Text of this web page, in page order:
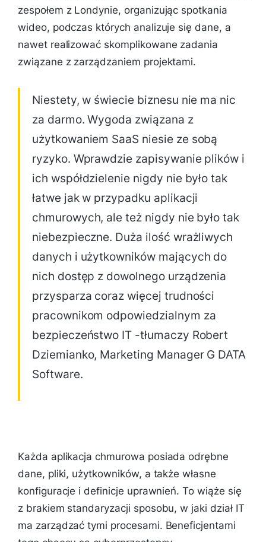
zespołem z Londynie, organizując spotkania
wideo, podczas których analizuje się dane, a
nawet realizować skomplikowane zadania
związane z zarządzaniem projektami.
Niestety, w świecie biznesu nie ma nic
za darmo. Wygoda związana z
użytkowaniem SaaS niesie ze sobą
ryzyko. Wprawdzie zapisywanie plików i
ich współdzielenie nigdy nie było tak
łatwe jak w przypadku aplikacji
chmurowych, ale też nigdy nie było tak
niebezpieczne. Duża ilość wrażliwych
danych i użytkowników mających do
nich dostęp z dowolnego urządzenia
przysparza coraz więcej trudności
pracownikom odpowiedzialnym za
bezpieczeństwo IT -tłumaczy Robert
Dziemianko, Marketing Manager G DATA
Software.
Każda aplikacja chmurowa posiada odrębne
dane, pliki, użytkowników, a także własne
konfiguracje i definicje uprawnień. To wiąże się
z brakiem standaryzacji sposobu, w jaki dział IT
ma zarządzać tymi procesami. Beneficjentami